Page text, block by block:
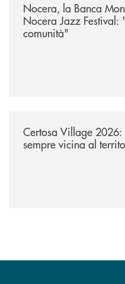
Nocera, la Banca
Nocera Jazz Festival:
comunità"
Certosa Village 2026:
sempre vicina al